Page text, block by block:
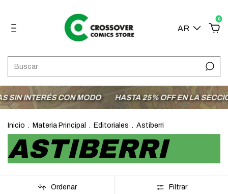
AR
0
CON MODO HASTA 25% OFF EN LA SECCIÓN OFERTAS
Inicio . Materia Principal . Editoriales . Astiberri
ASTIBERRI
Ordenar Filtrar